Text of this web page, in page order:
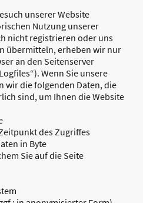
unserer Website
Nutzung unserer
nicht registrieren oder uns
übermitteln, erheben wir nur
an den Seitenserver
Wenn Sie unsere
wir die folgenden Daten, die
sind, um Ihnen die Website
des Zugriffes
in Byte
Sie auf die Seite